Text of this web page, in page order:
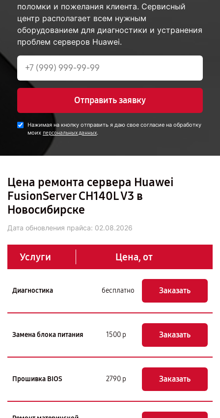
поломки и пожелания клиента. Сервисный
центр располагает всем нужным
оборудованием для диагностики и устранения
проблем серверов Huawei.
Отправить заявку
Нажимая на кнопку отправить я даю свое согласие на обработку
моих персональных данных.
Цена ремонта сервера Huawei
FusionServer CH140L V3 в
Новосибирске
Дата обновления прайса: 02.08.2026
Услуги Цена, от
Диагностика бесплатно Заказать
Замена блока питания 1500 р Заказать
Прошивка BIOS 2790 р Заказать